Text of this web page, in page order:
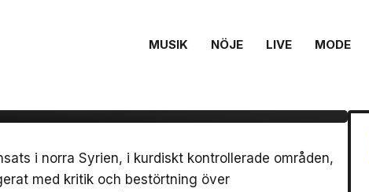
MUSIK NÖJE LIVE MODE
”Peshmerga”-
i norra Syrien, i kurdiskt kontrollerade områden,
med kritik och bestörtning över